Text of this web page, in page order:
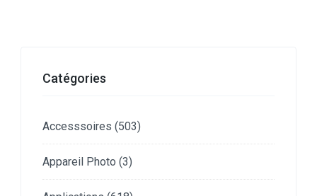
Catégories
Accesssoires (503)
Appareil Photo (3)